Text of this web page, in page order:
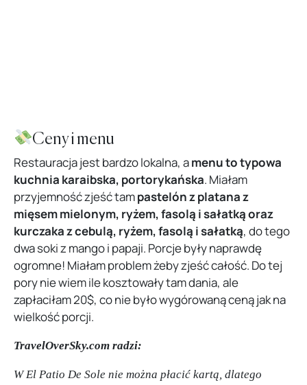
Ceny i menu
Restauracja jest bardzo lokalna, amenu to typowa
kuchnia karaibska, portorykańska. Miałam
przyjemność zjeść tampastelón z platana z
mięsem mielonym, ryżem, fasolą i sałatką oraz
kurczaka z cebulą, ryżem, fasolą i sałatką, do tego
dwa soki z mango i papaji. Porcje były naprawdę
ogromne! Miałam problem żeby zjeść całość. Do tej
pory nie wiem ile kosztowały tam dania, ale
zapłaciłam 20$, co nie było wygórowaną ceną jak na
wielkość porcji.
TravelOverSky.com radzi:
W El Patio De Sole nie można płacić kartą, dlatego